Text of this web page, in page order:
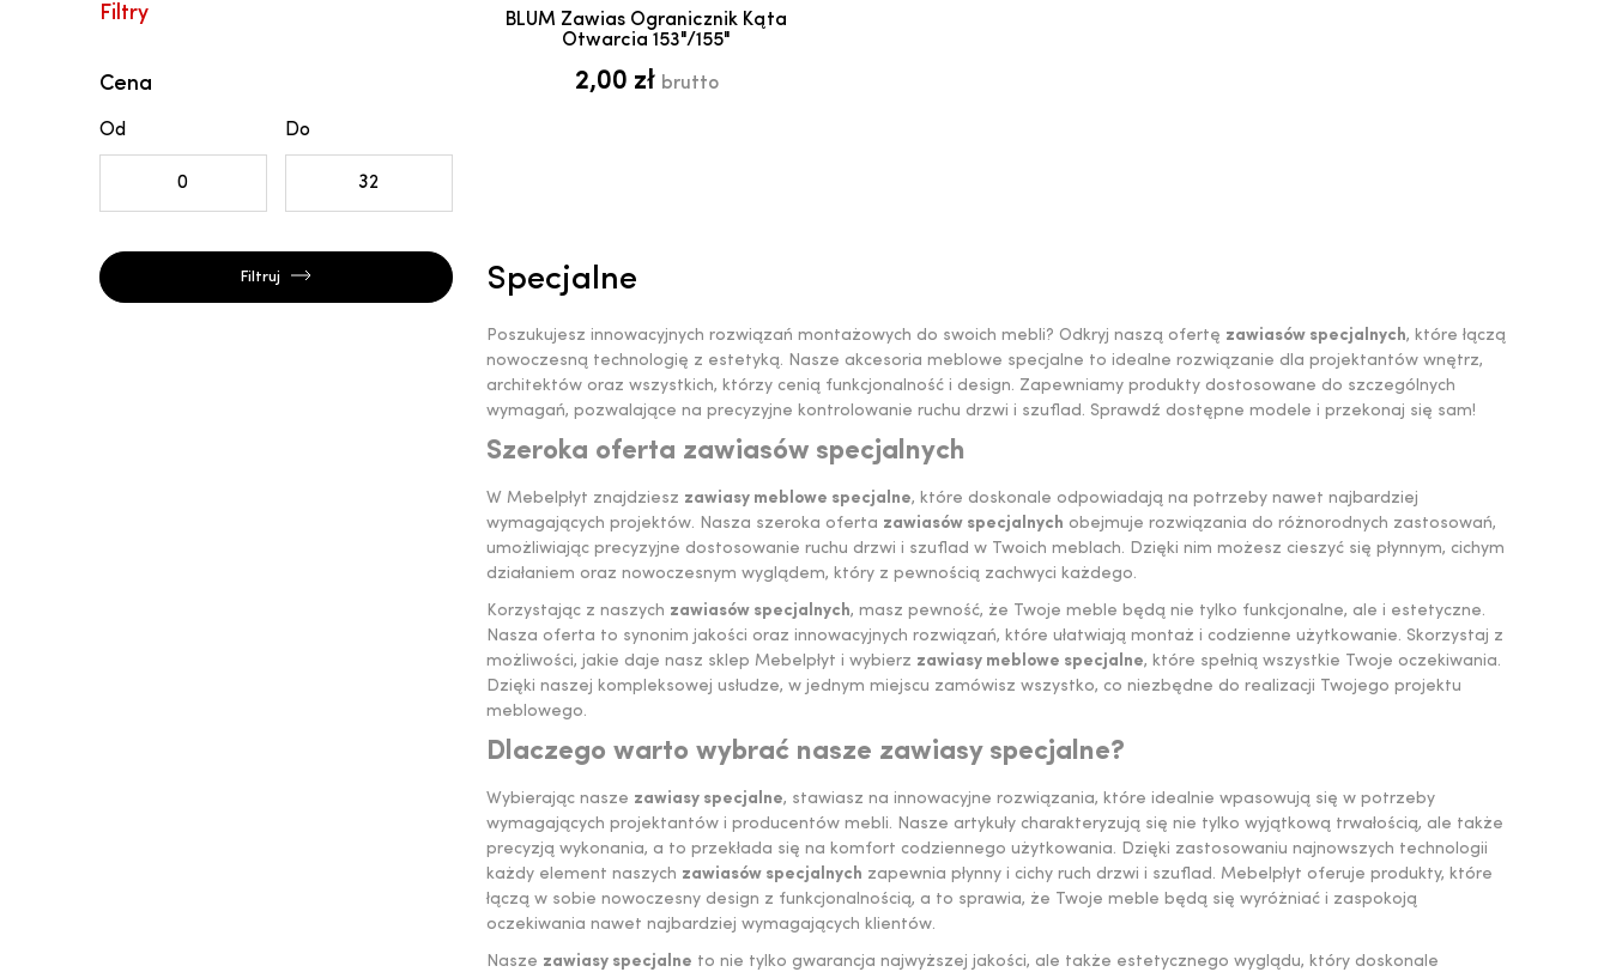
Filtry
Cena
Od Do
BLUM Zawias Ogranicznik Kąta
Otwarcia 153"/155"
2,00 zł brutto
Specjalne
Poszukujesz innowacyjnych rozwiązań montażowych do swoich mebli? Odkryj naszą ofertę zawiasów specjalnych, które łączą
nowoczesną technologię z estetyką. Nasze akcesoria meblowe specjalne to idealne rozwiązanie dla projektantów wnętrz,
architektów oraz wszystkich, którzy cenią funkcjonalność i design. Zapewniamy produkty dostosowane do szczególnych
wymagań, pozwalające na precyzyjne kontrolowanie ruchu drzwi i szuflad. Sprawdź dostępne modele i przekonaj się sam!
Szeroka oferta zawiasów specjalnych
W Mebelpłyt znajdziesz zawiasy meblowe specjalne, które doskonale odpowiadają na potrzeby nawet najbardziej
wymagających projektów. Nasza szeroka oferta zawiasów specjalnych obejmuje rozwiązania do różnorodnych zastosowań,
umożliwiając precyzyjne dostosowanie ruchu drzwi i szuflad w Twoich meblach. Dzięki nim możesz cieszyć się płynnym, cichym
działaniem oraz nowoczesnym wyglądem, który z pewnością zachwyci każdego.
Korzystając z naszych zawiasów specjalnych, masz pewność, że Twoje meble będą nie tylko funkcjonalne, ale i estetyczne.
Nasza oferta to synonim jakości oraz innowacyjnych rozwiązań, które ułatwiają montaż i codzienne użytkowanie. Skorzystaj z
możliwości, jakie daje nasz sklep Mebelpłyt i wybierz zawiasy meblowe specjalne, które spełnią wszystkie Twoje oczekiwania.
Dzięki naszej kompleksowej usłudze, w jednym miejscu zamówisz wszystko, co niezbędne do realizacji Twojego projektu
meblowego.
Dlaczego warto wybrać nasze zawiasy specjalne?
Wybierając nasze zawiasy specjalne, stawiasz na innowacyjne rozwiązania, które idealnie wpasowują się w potrzeby
wymagających projektantów i producentów mebli. Nasze artykuły charakteryzują się nie tylko wyjątkową trwałością, ale także
precyzją wykonania, a to przekłada się na komfort codziennego użytkowania. Dzięki zastosowaniu najnowszych technologii
każdy element naszych zawiasów specjalnych zapewnia płynny i cichy ruch drzwi i szuflad. Mebelpłyt oferuje produkty, które
łączą w sobie nowoczesny design z funkcjonalnością, a to sprawia, że Twoje meble będą się wyróżniać i zaspokoją
oczekiwania nawet najbardziej wymagających klientów.
Nasze zawiasy specjalne to nie tylko gwarancja najwyższej jakości, ale także estetycznego wyglądu, który doskonale